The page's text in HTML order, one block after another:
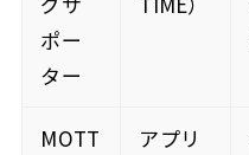
ポー
ター
MOTT
アプリ